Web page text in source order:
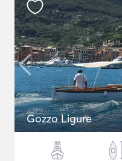
Gozzo Ligure